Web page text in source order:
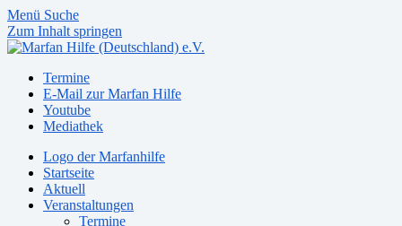
Menü Suche
Zum Inhalt springen
Termine
E-Mail zur Marfan Hilfe
Youtube
Mediathek
Logo der Marfanhilfe
Startseite
Aktuell
Veranstaltungen
Termine